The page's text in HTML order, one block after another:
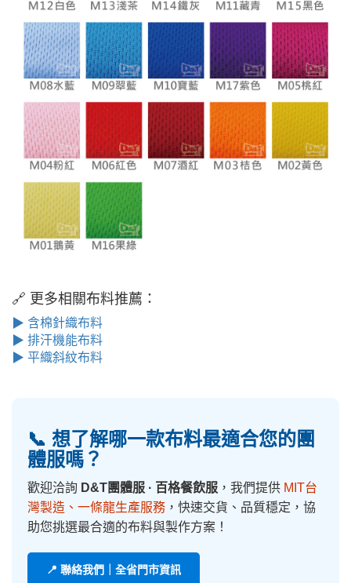
🔗 更多相關布料推薦：
▶ 含棉針織布料
▶ 排汗機能布料
▶ 平織斜紋布料
📞 想了解哪一款布料最適合您的團
體服嗎？
歡迎洽詢 D&T團體服 · 百格餐飲服 ，我們提供 MIT台
灣製造、一條龍生產服務 ，快速交貨、品質穩定，協
助您挑選最合適的布料與製作方案！
📍 聯絡我們｜全省門市資訊